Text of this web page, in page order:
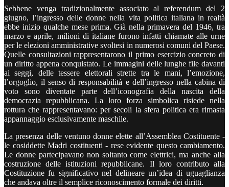
Sebbene venga tradizionalmente associato al referendum del 2
giugno, l’ingresso delle donne nella vita politica italiana in realtà
ebbe inizio qualche mese prima. Già nella primavera del 1946, tra
marzo e aprile, milioni di italiane furono infatti chiamate alle urne
per le elezioni amministrative svoltesi in numerosi comuni del Paese.
Quelle consultazioni rappresentarono il primo esercizio concreto di
un diritto appena conquistato. Le immagini delle lunghe file davanti
ai seggi, delle tessere elettorali strette tra le mani, l’emozione,
l’orgoglio, il senso di responsabilità e dell’ingresso nella cabina di
voto sono diventate parte dell’iconografia della nascita della
democrazia repubblicana. La loro forza simbolica risiede nella
rottura che rappresentavano: per secoli la sfera politica era rimasta
appannaggio esclusivamente maschile.
La presenza delle ventuno donne elette all’Assemblea Costituente -
le cosiddette Madri costituenti - rese evidente questo cambiamento.
Le donne partecipavano non soltanto come elettrici, ma anche alla
costruzione delle istituzioni repubblicane. Il loro contributo alla
Costituzione fu significativo nel delineare un’idea di uguaglianza
che andava oltre il semplice riconoscimento formale dei diritti.